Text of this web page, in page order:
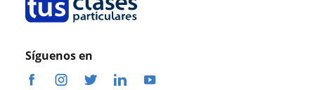
Síguenos en